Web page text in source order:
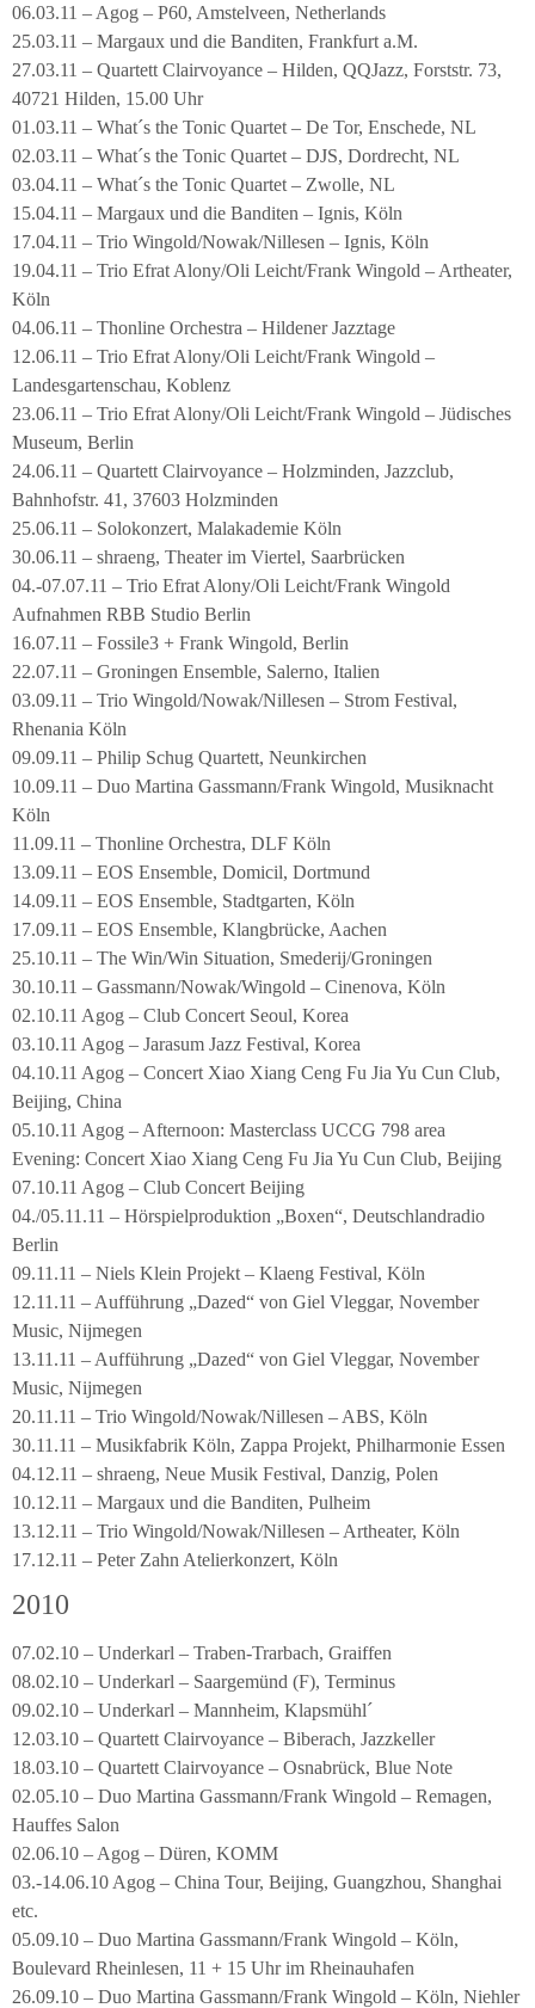
06.03.11 – Agog – P60, Amstelveen, Netherlands
25.03.11 – Margaux und die Banditen, Frankfurt a.M.
27.03.11 – Quartett Clairvoyance – Hilden, QQJazz, Forststr. 73,
40721 Hilden, 15.00 Uhr
01.03.11 – What´s the Tonic Quartet – De Tor, Enschede, NL
02.03.11 – What´s the Tonic Quartet – DJS, Dordrecht, NL
03.04.11 – What´s the Tonic Quartet – Zwolle, NL
15.04.11 – Margaux und die Banditen – Ignis, Köln
17.04.11 – Trio Wingold/Nowak/Nillesen – Ignis, Köln
19.04.11 – Trio Efrat Alony/Oli Leicht/Frank Wingold – Artheater,
Köln
04.06.11 – Thonline Orchestra – Hildener Jazztage
12.06.11 – Trio Efrat Alony/Oli Leicht/Frank Wingold –
Landesgartenschau, Koblenz
23.06.11 – Trio Efrat Alony/Oli Leicht/Frank Wingold – Jüdisches
Museum, Berlin
24.06.11 – Quartett Clairvoyance – Holzminden, Jazzclub,
Bahnhofstr. 41, 37603 Holzminden
25.06.11 – Solokonzert, Malakademie Köln
30.06.11 – shraeng, Theater im Viertel, Saarbrücken
04.-07.07.11 – Trio Efrat Alony/Oli Leicht/Frank Wingold
Aufnahmen RBB Studio Berlin
16.07.11 – Fossile3 + Frank Wingold, Berlin
22.07.11 – Groningen Ensemble, Salerno, Italien
03.09.11 – Trio Wingold/Nowak/Nillesen – Strom Festival,
Rhenania Köln
09.09.11 – Philip Schug Quartett, Neunkirchen
10.09.11 – Duo Martina Gassmann/Frank Wingold, Musiknacht
Köln
11.09.11 – Thonline Orchestra, DLF Köln
13.09.11 – EOS Ensemble, Domicil, Dortmund
14.09.11 – EOS Ensemble, Stadtgarten, Köln
17.09.11 – EOS Ensemble, Klangbrücke, Aachen
25.10.11 – The Win/Win Situation, Smederij/Groningen
30.10.11 – Gassmann/Nowak/Wingold – Cinenova, Köln
02.10.11 Agog – Club Concert Seoul, Korea
03.10.11 Agog – Jarasum Jazz Festival, Korea
04.10.11 Agog – Concert Xiao Xiang Ceng Fu Jia Yu Cun Club,
Beijing, China
05.10.11 Agog – Afternoon: Masterclass UCCG 798 area
Evening: Concert Xiao Xiang Ceng Fu Jia Yu Cun Club, Beijing
07.10.11 Agog – Club Concert Beijing
04./05.11.11 – Hörspielproduktion „Boxen“, Deutschlandradio
Berlin
09.11.11 – Niels Klein Projekt – Klaeng Festival, Köln
12.11.11 – Aufführung „Dazed“ von Giel Vleggar, November
Music, Nijmegen
13.11.11 – Aufführung „Dazed“ von Giel Vleggar, November
Music, Nijmegen
20.11.11 – Trio Wingold/Nowak/Nillesen – ABS, Köln
30.11.11 – Musikfabrik Köln, Zappa Projekt, Philharmonie Essen
04.12.11 – shraeng, Neue Musik Festival, Danzig, Polen
10.12.11 – Margaux und die Banditen, Pulheim
13.12.11 – Trio Wingold/Nowak/Nillesen – Artheater, Köln
17.12.11 – Peter Zahn Atelierkonzert, Köln
2010
07.02.10 – Underkarl – Traben-Trarbach, Graiffen
08.02.10 – Underkarl – Saargemünd (F), Terminus
09.02.10 – Underkarl – Mannheim, Klapsmühl´
12.03.10 – Quartett Clairvoyance – Biberach, Jazzkeller
18.03.10 – Quartett Clairvoyance – Osnabrück, Blue Note
02.05.10 – Duo Martina Gassmann/Frank Wingold – Remagen,
Hauffes Salon
02.06.10 – Agog – Düren, KOMM
03.-14.06.10 Agog – China Tour, Beijing, Guangzhou, Shanghai
etc.
05.09.10 – Duo Martina Gassmann/Frank Wingold – Köln,
Boulevard Rheinlesen, 11 + 15 Uhr im Rheinauhafen
26.09.10 – Duo Martina Gassmann/Frank Wingold – Köln, Niehler